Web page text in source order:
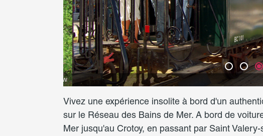
Vivez une expérience insolite à bord d'un
sur le Réseau des Bains de Mer. A bord de
Mer jusqu'au Crotoy, en passant par Saint